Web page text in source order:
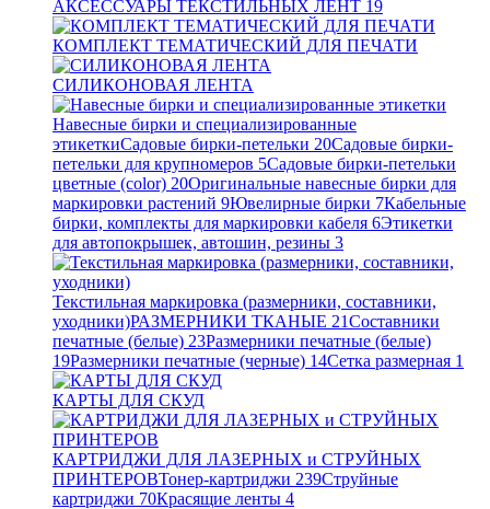
АКСЕССУАРЫ ТЕКСТИЛЬНЫХ ЛЕНТ 19
КОМПЛЕКТ ТЕМАТИЧЕСКИЙ ДЛЯ ПЕЧАТИ
СИЛИКОНОВАЯ ЛЕНТА
Навесные бирки и специализированные
этикеткиСадовые бирки-петельки 20Садовые бирки-
петельки для крупномеров 5Садовые бирки-петельки
цветные (color) 20Оригинальные навесные бирки для
маркировки растений 9Ювелирные бирки 7Кабельные
бирки, комплекты для маркировки кабеля 6Этикетки
для автопокрышек, автошин, резины 3
Текстильная маркировка (размерники, составники,
уходники)РАЗМЕРНИКИ ТКАНЫЕ 21Составники
печатные (белые) 23Размерники печатные (белые)
19Размерники печатные (черные) 14Сетка размерная 1
КАРТЫ ДЛЯ СКУД
КАРТРИДЖИ ДЛЯ ЛАЗЕРНЫХ и СТРУЙНЫХ
ПРИНТЕРОВТонер-картриджи 239Струйные
картриджи 70Красящие ленты 4